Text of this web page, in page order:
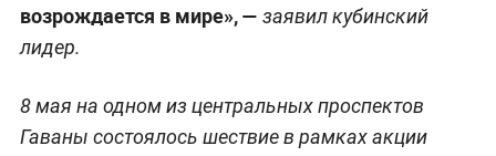
возрождается в мире», — заявил кубинский
лидер.
8 мая на одном из центральных проспектов
Гаваны состоялось шествие в рамках акции